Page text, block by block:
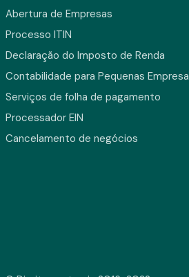
Abertura de Empresas
Processo ITIN
Declaração do Imposto de Renda
Contabilidade para Pequenas
Serviços de folha de pagamento
Processador EIN
Cancelamento de negócios